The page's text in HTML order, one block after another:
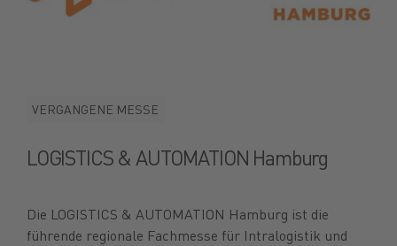
VERGANGENE MESSE
LOGISTICS & AUTOMATION Hamburg
Die LOGISTICS & AUTOMATION Hamburg ist die
führende regionale Fachmesse für Intralogistik und